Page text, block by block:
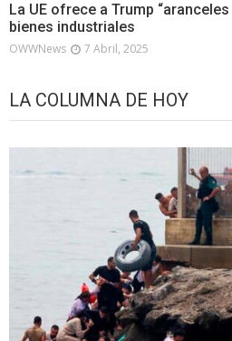
La UE ofrece a Trump
bienes industriales
OWWNews 7 Abril, 2025
LA COLUMNA DE HOY